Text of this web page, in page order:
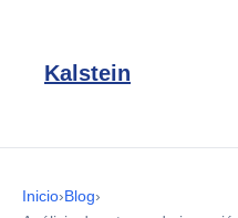
Kalstein
Inicio›Blog›